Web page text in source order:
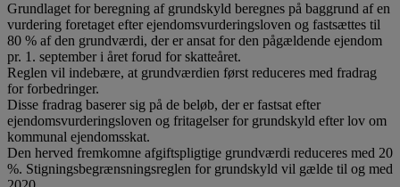
Grundlaget for beregning af grundskyld beregnes på baggrund af en
vurdering foretaget efter ejendomsvurderingsloven og fastsættes til
80 % af den grundværdi, der er ansat for den pågældende ejendom
pr. 1. september i året forud for skatteåret.
Reglen vil indebære, at grundværdien først reduceres med fradrag
for forbedringer.
Disse fradrag baserer sig på de beløb, der er fastsat efter
ejendomsvurderingsloven og fritagelser for grundskyld efter lov om
kommunal ejendomsskat.
Den herved fremkomne afgiftspligtige grundværdi reduceres med 20
%. Stigningsbegrænsningsreglen for grundskyld vil gælde til og med